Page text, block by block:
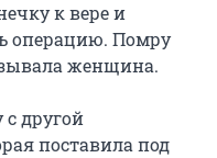
к вере и
операцию. Помру
женщина.
с другой
поставила под